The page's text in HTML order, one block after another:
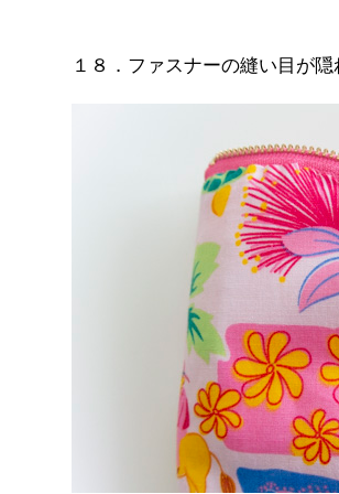
１８．ファスナーの縫い目が